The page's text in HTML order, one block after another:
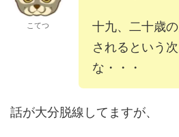
こてつ
十九、二十歳
されるという
な・・・
話が大分脱線してますが、